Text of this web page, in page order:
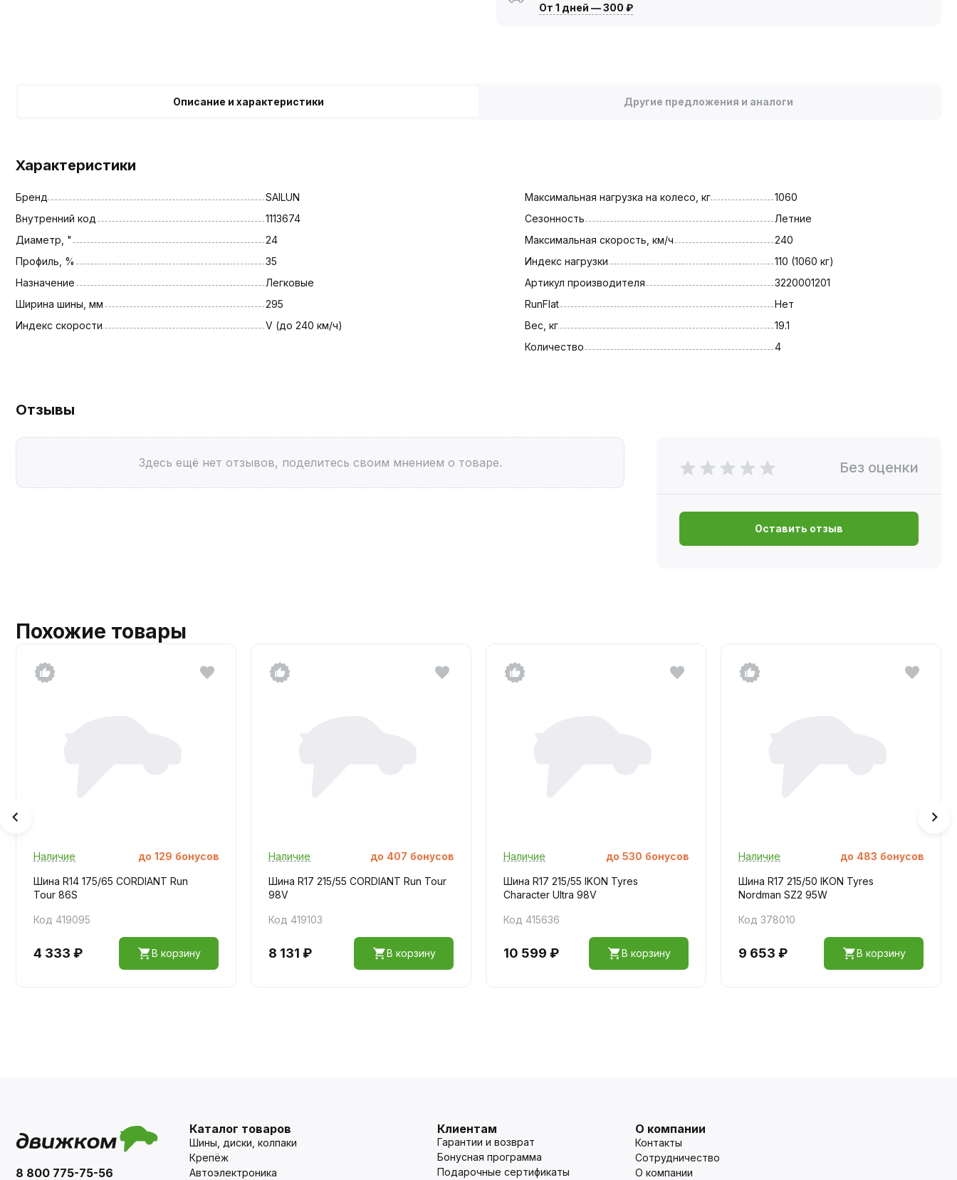
От 1 дней —300 ₽
Описание и характеристики Другие предложения и аналоги
Характеристики
Бренд
SAILUN
Внутренний код
1113674
Диаметр, "
24
Профиль, %
35
Назначение
Легковые
Ширина шины, мм
295
Индекс скорости
V (до 240 км/ч)
Максимальная нагрузка на колесо, кг
1060
Сезонность
Летние
Максимальная скорость, км/ч
240
Индекс нагрузки
110 (1060 кг)
Артикул производителя
3220001201
RunFlat
Нет
Вес, кг
19.1
Количество
4
Отзывы
Здесь ещё нет отзывов, поделитесь своим мнением о товаре. Без оценки
Оставить отзыв
Похожие товары
Наличие до 129 бонусов
Шина R14 175/65 CORDIANT Run
Tour 86S
Код 419095
4 333 ₽ В корзину
Наличие до 407 бонусов
Шина R17 215/55 CORDIANT Run Tour
98V
Код 419103
8 131 ₽ В корзину
Наличие до 530 бонусов
Шина R17 215/55 IKON Tyres
Character Ultra 98V
Код 415636
10 599 ₽ В корзину
Наличие до 483 бонусов
Шина R17 215/50 IKON Tyres
Nordman SZ2 95W
Код 378010
9 653 ₽ В корзину
8 800 775-75-56
Каталог товаров
Шины, диски, колпаки
Крепёж
Автоэлектроника
Клиентам
Гарантии и возврат
Бонусная программа
Подарочные сертификаты
О компании
Контакты
Сотрудничество
О компании